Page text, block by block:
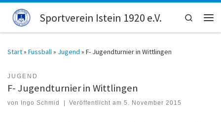
Zum Inhalt springen
Sportverein Istein 1920 e.V.
Search
Start» Fussball» Jugend » F- Jugendturnier in Wittlingen
JUGEND
F- Jugendturnier in Wittlingen
von Ingo Schmid Veröffentlicht am5. November 2015